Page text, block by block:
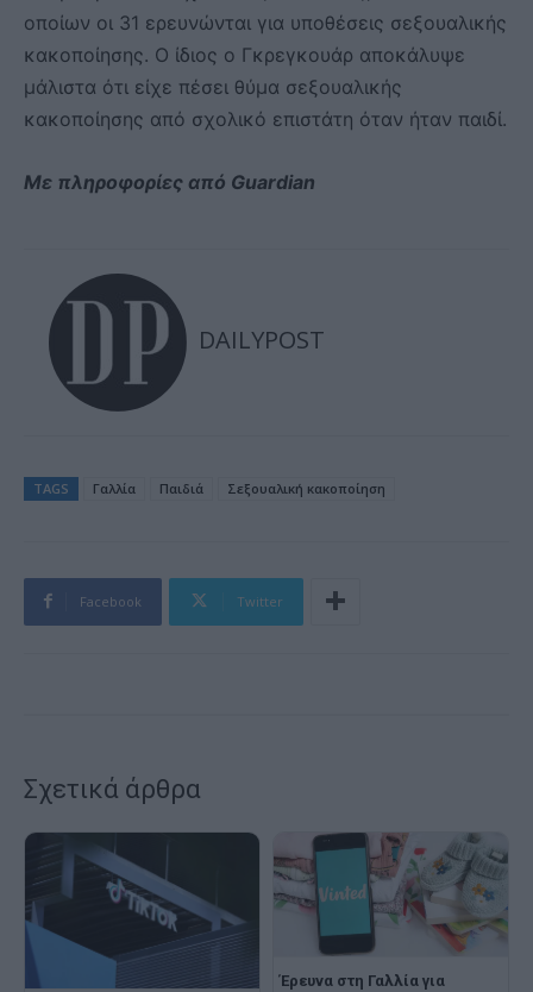
οποίων οι 31 ερευνώνται για υποθέσεις σεξουαλικής
κακοποίησης. Ο ίδιος ο Γκρεγκουάρ αποκάλυψε
μάλιστα ότι είχε πέσει θύμα σεξουαλικής
κακοποίησης από σχολικό επιστάτη όταν ήταν παιδί.
Με πληροφορίες από Guardian
DAILYPOST
TAGS Γαλλία Παιδιά Σεξουαλική κακοποίηση
Facebook Twitter
Σχετικά άρθρα
Έρευνα στη Γαλλία για